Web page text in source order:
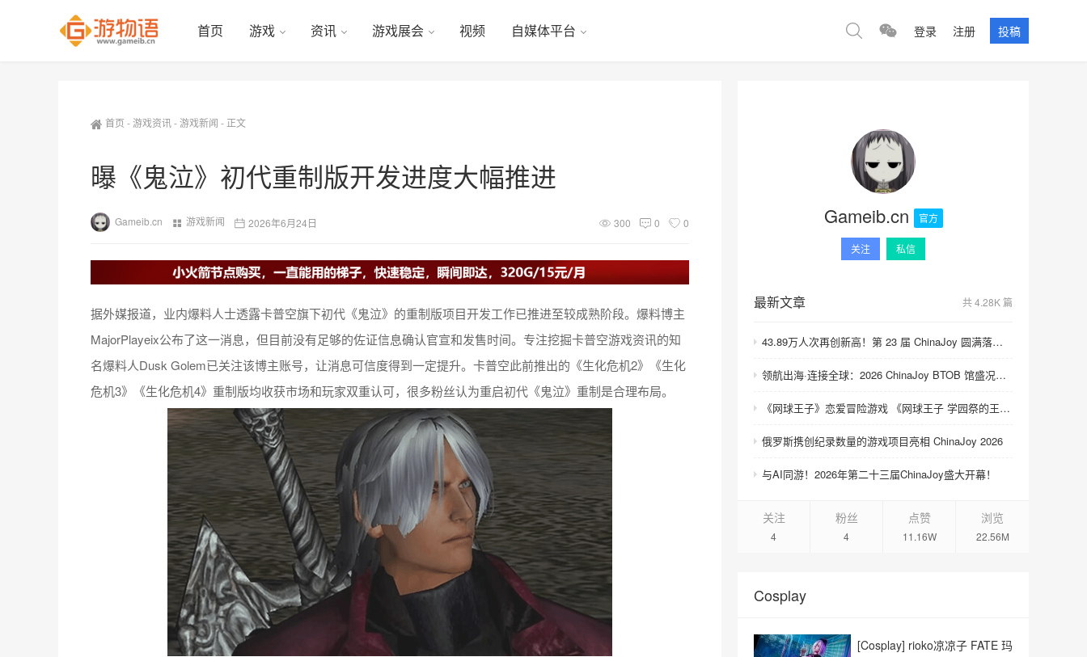
首页 游戏 资讯 游戏展会 视频 自媒体平台 登录 注册 投稿
首页 -游戏资讯-游戏新闻 - 正文
曝《鬼泣》初代重制版开发进度大幅推进
Gameib.cn 游戏新闻 2026年6月24日 300 0 0
据外媒报道，业内爆料人士透露卡普空旗下初代《鬼泣》的重制版项目开发工作已推进至较成熟阶段。爆料博主
MajorPlayeix公布了这一消息，但目前没有足够的佐证信息确认官宣和发售时间。专注挖掘卡普空游戏资讯的知
名爆料人Dusk Golem已关注该博主账号，让消息可信度得到一定提升。卡普空此前推出的《生化危机2》《生化
危机3》《生化危机4》重制版均收获市场和玩家双重认可，很多粉丝认为重启初代《鬼泣》重制是合理布局。
Gameib.cn 官方
关注 私信
最新文章 共 4.28K 篇
43.89万人次再创新高！第 23 届 ChinaJoy 圆满落幕：感谢有你，共赴这场“与 AI 同游”的盛夏之约
领航出海·连接全球：2026 ChinaJoy BTOB 馆盛况空前
《网球王子》恋爱冒险游戏 《网球王子 学园祭的王子们 ♡-40 and more…》与《网球王子 心跳求生 Tie break ♡game》发售
俄罗斯携创纪录数量的游戏项目亮相 ChinaJoy 2026
与AI同游！2026年第二十三届ChinaJoy盛大开幕！
关注
4
粉丝
4
点赞
11.16W
浏览
22.56M
Cosplay
​[Cosplay] rioko凉凉子 FATE 玛